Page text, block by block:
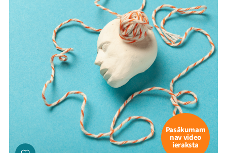
Pasākumam
nav video
ieraksta